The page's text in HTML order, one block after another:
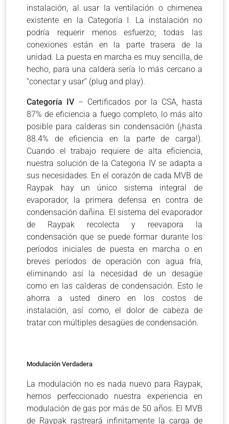
instalación, al usar la ventilación o chimenea
existente en la Categoría I. La instalación no
podría requerir menos esfuerzo; todas las
conexiones están en la parte trasera de la
unidad. La puesta en marcha es muy sencilla, de
hecho, para una caldera sería lo más cercano a
“conectar y usar” (plug and play).
Categoría IV – Certificados por la CSA, hasta
87% de eficiencia a fuego completo, lo más alto
posible para calderas sin condensación (¡hasta
88.4% de eficiencia en la parte de carga!).
Cuando el trabajo requiere de alta eficiencia,
nuestra solución de la Categoria IV se adapta a
sus necesidades. En el corazón de cada MVB de
Raypak hay un único sistema integral de
evaporador, la primera defensa en contra de
condensación dañina. El sistema del evaporador
de Raypak recolecta y reevapora la
condensación que se puede formar durante los
períodos iniciales de puesta en marcha o en
breves períodos de operación con agua fría,
eliminando así la necesidad de un desagüe
como en las calderas de condensación. Esto le
ahorra a usted dinero en los costos de
instalación, así como, el dolor de cabeza de
tratar con múltiples desagües de condensación.
Modulación Verdadera
La modulación no es nada nuevo para Raypak,
hemos perfeccionado nuestra experiencia en
modulación de gas por más de 50 años. El MVB
de Raypak rastreará infinitamente la carga de